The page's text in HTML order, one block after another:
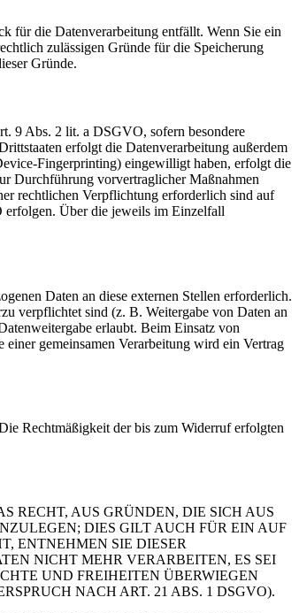
für die Datenverarbeitung entfällt. Wenn Sie ein
zulässigen Gründe für die Speicherung
Gründe.
9 Abs. 2 lit. a DSGVO, sofern besondere
erfolgt die Datenverarbeitung außerdem
Fingerprinting) eingewilligt haben, erfolgt die
Durchführung vorvertraglicher Maßnahmen
rechtlichen Verpflichtung erforderlich sind auf
erfolgen. Über die jeweils im Einzelfall
Daten an diese externen Stellen erforderlich.
verpflichtet sind (z. B. Weitergabe von Daten an
erlaubt. Beim Einsatz von
gemeinsamen Verarbeitung wird ein Vertrag
Rechtmäßigkeit der bis zum Widerruf erfolgten
RECHT, AUS GRÜNDEN, DIE SICH AUS
DIES GILT AUCH FÜR EIN AUF
ENTNEHMEN SIE DIESER
NICHT MEHR VERARBEITEN, ES SEI
UND FREIHEITEN ÜBERWIEGEN
NACH ART. 21 ABS. 1 DSGVO).